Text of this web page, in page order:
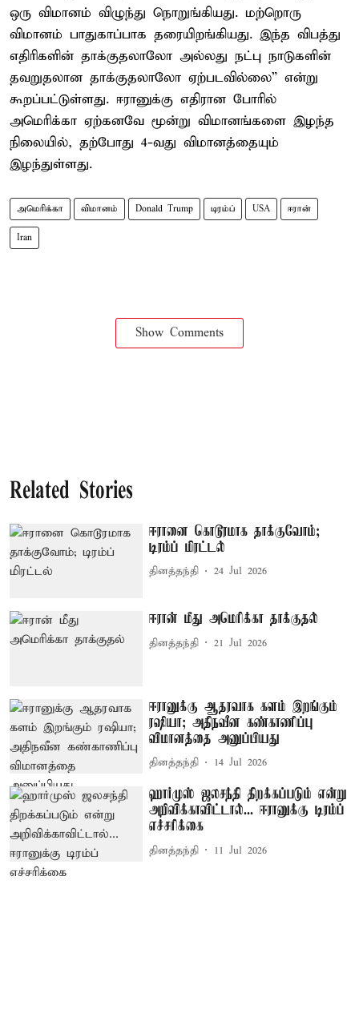
ஒரு விமானம் விழுந்து நொறுங்கியது. மற்றொரு
விமானம் பாதுகாப்பாக தரையிறங்கியது. இந்த விபத்து
எதிரிகளின் தாக்குதலாலோ அல்லது நட்பு நாடுகளின்
தவறுதலான தாக்குதலாலோ ஏற்படவில்லை” என்று
கூறப்பட்டுள்ளது. ஈரானுக்கு எதிரான போரில்
அமெரிக்கா ஏற்கனவே மூன்று விமானங்களை இழந்த
நிலையில், தற்போது 4-வது விமானத்தையும்
இழந்துள்ளது.
அமெரிக்கா விமானம் Donald Trump டிரம்ப் USA ஈரான்
Iran
Show Comments
Related Stories
ஈரானை கொடூரமாக தாக்குவோம்;
டிரம்ப் மிரட்டல்
தினத்தந்தி 24 Jul 2026
ஈரான் மீது அமெரிக்கா தாக்குதல்
தினத்தந்தி 21 Jul 2026
ஈரானுக்கு ஆதரவாக களம் இறங்கும்
ரஷியா; அதிநவீன கண்காணிப்பு
விமானத்தை அனுப்பியது
தினத்தந்தி 14 Jul 2026
ஹார்முஸ் ஜலசந்தி திறக்கப்படும் என்று
அறிவிக்காவிட்டால்... ஈரானுக்கு டிரம்ப்
எச்சரிக்கை
தினத்தந்தி 11 Jul 2026